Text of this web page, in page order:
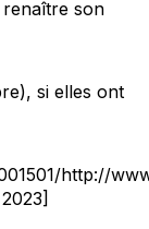
son
si elles ont
http://